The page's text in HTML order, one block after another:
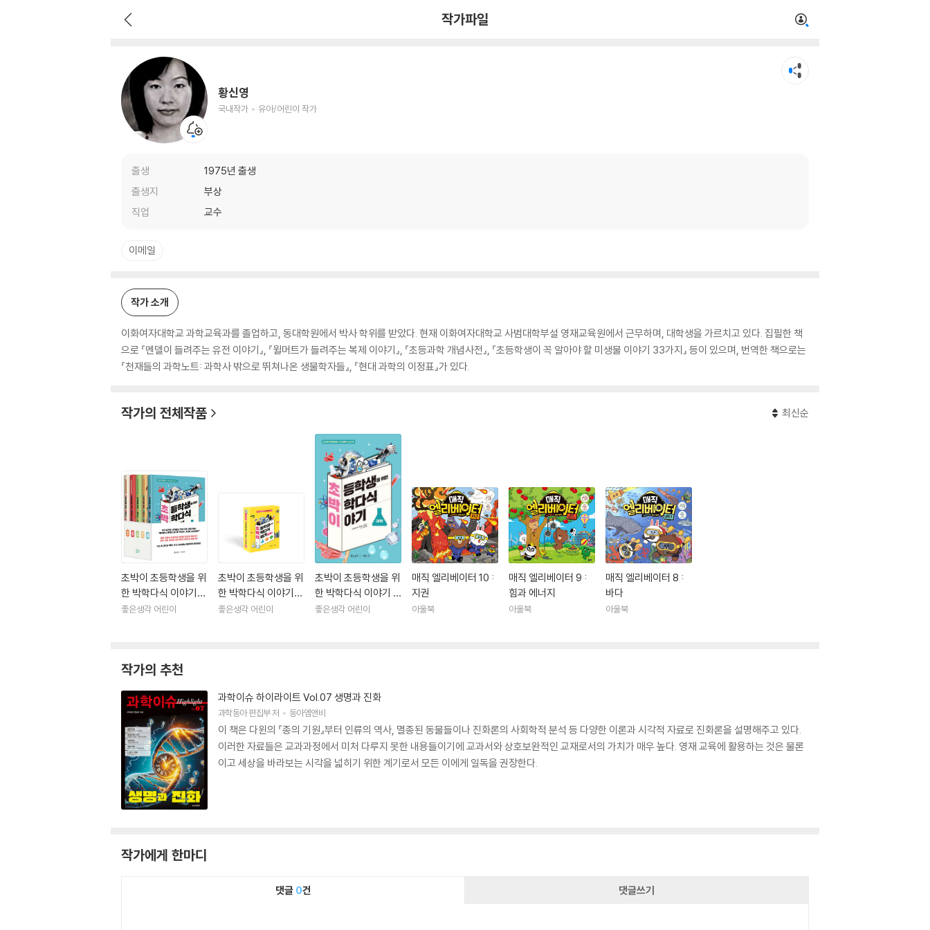
작가파일
황신영
국내작가 유아/어린이 작가
출생
1975년 출생
출생지
부상
직업
교수
이메일
작가 소개
이화여자대학교 과학교육과를 졸업하고, 동대학원에서 박사 학위를 받았다. 현재 이화여자대학교 사범대학부설 영재교육원에서 근무하며, 대학생을 가르치고 있다. 집필한 책
으로 『멘델이 들려주는 유전 이야기』, 『윌머트가 들려주는 복제 이야기』, 『초등과학 개념사전』, 『초등학생이 꼭 알아야 할 미생물 이야기 33가지』 등이 있으며, 번역한 책으로는
『천재들의 과학노트: 과학사 밖으로 뛰쳐나온 생물학자들』, 『현대 과학의 이정표』가 있다.
작가의 전체작품 최신순
초박이 초등학생을 위
한 박학다식 이야기
전5권 세트
좋은생각 어린이
초박이 초등학생을 위
한 박학다식 이야기
세트
좋은생각 어린이
초박이 초등학생을 위
한 박학다식 이야기 :
과학
좋은생각 어린이
매직 엘리베이터 10 :
지권
아울북
매직 엘리베이터 9 :
힘과 에너지
아울북
매직 엘리베이터 8 :
바다
아울북
작가의 추천
과학이슈 하이라이트 Vol.07 생명과 진화
과학동아 편집부저 동아엠앤비
이 책은 다윈의 『종의 기원』부터 인류의 역사, 멸종된 동물들이나 진화론의 사회학적 분석 등 다양한 이론과 시각적 자료로 진화론을 설명해주고 있다.
이러한 자료들은 교과과정에서 미처 다루지 못한 내용들이기에 교과서와 상호보완적인 교재로서의 가치가 매우 높다. 영재 교육에 활용하는 것은 물론
이고 세상을 바라보는 시각을 넓히기 위한 계기로서 모든 이에게 일독을 권장한다.
작가에게 한마디
댓글 0건 댓글쓰기